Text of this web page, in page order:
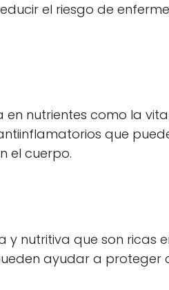
el riesgo de
nutrientes como la
que
el cuerpo.
nutritiva que son ricas
ayudar a proteger